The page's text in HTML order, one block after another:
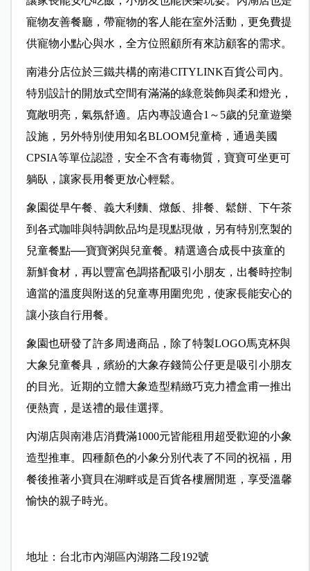
寵物友善餐廳，帶寵物的客人能在室外活動，更免費提
供寵物小點心與水，全方位照顧所有來訪顧客的需求。
南港分店位於三鐵共構的南港CITYLINK百貨公司內。
特別設計的開放式空間有滿滿的綠意裝飾與柔和燈光，
寬敞明亮，氣氛舒適。店內專設適合1～5歲的兒童遊樂
設施，另外特別使用知名BLOOM兒童椅，通過美國
CPSIA等單位認證，安全不含有毒物質，寶寶可坐更可
躺臥，讓家長用餐更放心輕鬆。
象園從早午餐、義大利麵、燉飯、排餐、鬆餅、下午茶
到各式咖啡與特調飲品均是現點現做，另有特別烹製的
兒童餐點──寶寶粥與兒童餐。精選適合成長中孩童的
新鮮食材，再以豐富色調搭配吸引小朋友，出餐時控制
適當的溫度與附送的兒童專用圍兜兜，使家長能安心的
讓小孩自行用餐。
象園也研發了許多周邊商品，除了特製LOGO馬克杯與
大象兒童餐具，繽紛的大象存錢筒公仔更是吸引小朋友
的目光。近期的立體大象造型精緻巧克力禮盒甫一推出
便熱賣，是送禮的最佳選擇。
內湖店與南港店消費滿1000元皆能租用超受歡迎的小象
造型推車。四種顏色的小象分別代表了不同的祝福，用
餐後推著小寶貝在湖畔或是百貨各樓層閒逛，享受溫馨
愉快的親子時光。
地址：台北市內湖區內湖路二段192號